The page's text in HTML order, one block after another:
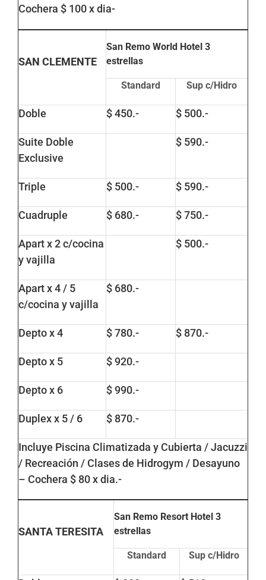
Cochera $ 100 x dia-
SAN CLEMENTE
San Remo World Hotel 3
estrellas
Standard Sup c/Hidro
Doble $ 450.- $ 500.-
Suite Doble
Exclusive
$ 590.-
Triple $ 500.- $ 590.-
Cuadruple $ 680.- $ 750.-
Apart x 2 c/cocina
y vajilla
$ 500.-
Apart x 4 / 5
c/cocina y vajilla
$ 680.-
Depto x 4 $ 780.- $ 870.-
Depto x 5 $ 920.-
Depto x 6 $ 990.-
Duplex x 5 / 6 $ 870.-
Incluye Piscina Climatizada y Cubierta / Jacuzzi
/ Recreación / Clases de Hidrogym / Desayuno
– Cochera $ 80 x dia.-
SANTA TERESITA
San Remo Resort Hotel 3
estrellas
Standard Sup c/Hidro